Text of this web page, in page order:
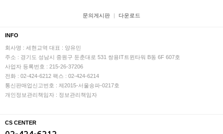
문의게시판 다운로드
INFO
회사명 : 세현교역 대표 : 양유민
주소 : 경기도 성남시 중원구 둔춘대로 531 쌍용IT트윈타워 B동 6F 607호
사업자 등록번호 : 215-26-37206
전화 : 02-424-6212 팩스 : 02-424-6214
통신판매업신고번호 : 제2015-서울송파-0217호
개인정보관리책임자 : 정보관리책임자
CS CENTER